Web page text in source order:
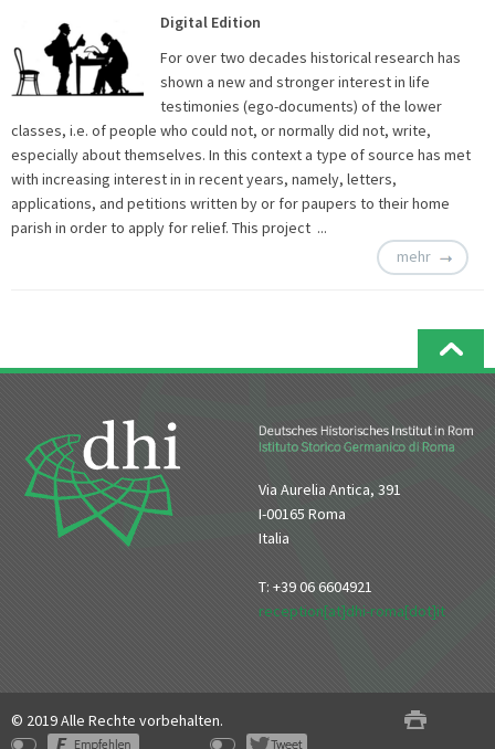
Digital Edition
For over two decades historical research has
shown a new and stronger interest in life
testimonies (ego-documents) of the lower
classes, i.e. of people who could not, or normally did not, write,
especially about themselves. In this context a type of source has met
with increasing interest in in recent years, namely, letters,
applications, and petitions written by or for paupers to their home
parish in order to apply for relief. This project ...
mehr
Via Aurelia Antica, 391
I-00165 Roma
Italia
T: +39 06 6604921
reception[at]dhi-roma[dot]it
© 2019 Alle Rechte vorbehalten.